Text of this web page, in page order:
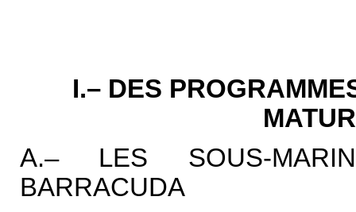
I.– DES
A.– LES SOUS-
BARRACUDA